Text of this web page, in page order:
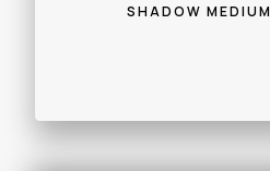
SHADOW MEDIUM